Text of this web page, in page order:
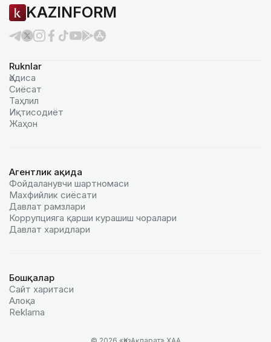
KAZINFORM
Ruknlar
Ҳодиса
Сиёсат
Таҳлил
Иқтисодиёт
Жаҳон
Агентлик ҳақида
Фойдаланувчи шартномаси
Махфийлик сиёсати
Давлат рамзлари
Коррупцияга қарши курашиш чоралари
Давлат харидлари
Бошқалар
Сайт харитаси
Алоқа
Reklamа